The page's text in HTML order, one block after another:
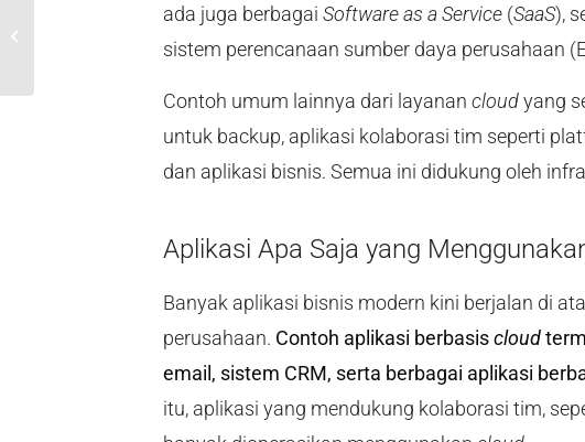
ada juga berbagai Software as a Service (SaaS),
sistem perencanaan sumber daya perusahaan
Contoh umum lainnya dari layanan cloudyang
untuk backup, aplikasi kolaborasi tim seperti
dan aplikasi bisnis. Semua ini didukung oleh
Aplikasi Apa Saja yang
Banyak aplikasi bisnis modern kini berjalan di
perusahaan. Contoh aplikasi berbasiscloud
email, sistem CRM, serta berbagai aplikasi
itu, aplikasi yang mendukung kolaborasi tim,
Serangan Ransomware “Tidak Bisa
Dicegah”, Ini Jurus Jitu Zerto Jaga...